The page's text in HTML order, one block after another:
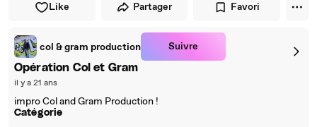
Like Partager Favori
col & gram production Suivre
Opération Col et Gram
il y a 21 ans
impro Col and Gram Production !
Catégorie